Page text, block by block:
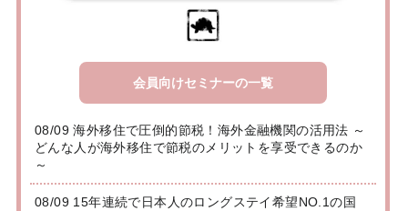
会員向けセミナーの一覧
08/09 海外移住で圧倒的節税！海外金融機関の活用法 ～
どんな人が海外移住で節税のメリットを享受できるのか
～
08/09 15年連続で日本人のロングステイ希望NO.1の国